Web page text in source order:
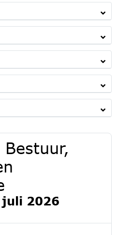
juli 2026